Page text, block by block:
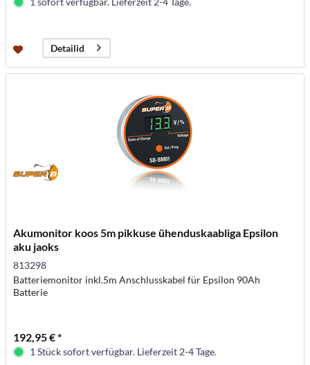
Detailid
Akumonitor koos 5m pikkuse ühenduskaabliga Epsilon
aku jaoks
813298
Batteriemonitor inkl.5m Anschlusskabel für Epsilon 90Ah
Batterie
192,95 € *
1 Stück sofort verfügbar. Lieferzeit 2-4 Tage.